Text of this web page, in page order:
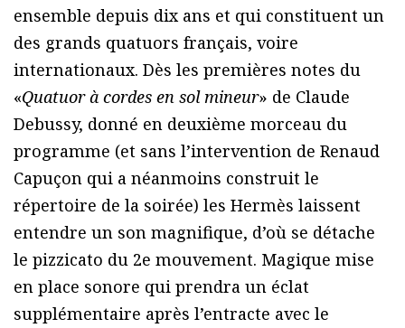
ensemble depuis dix ans et qui constituent un
des grands quatuors français, voire
internationaux. Dès les premières notes du
«Quatuor à cordes en sol mineur» de Claude
Debussy, donné en deuxième morceau du
programme (et sans l’intervention de Renaud
Capuçon qui a néanmoins construit le
répertoire de la soirée) les Hermès laissent
entendre un son magnifique, d’où se détache
le pizzicato du 2e mouvement. Magique mise
en place sonore qui prendra un éclat
supplémentaire après l’entracte avec le